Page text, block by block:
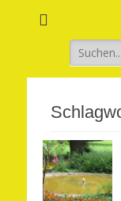
Suchen
nach: